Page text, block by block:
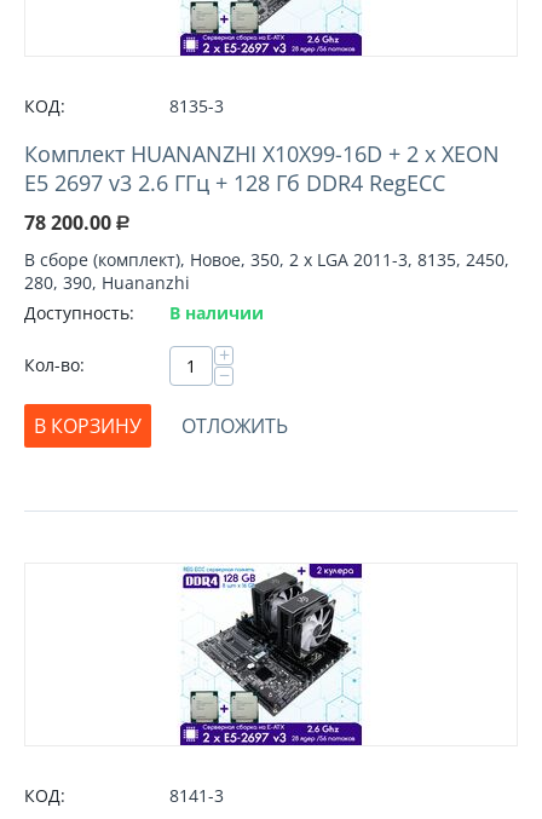
КОД: 8135-3
Комплект HUANANZHI X10X99-16D + 2 х XEON
E5 2697 v3 2.6 ГГц + 128 Гб DDR4 RegECC
78 200.00 Р
В сборе (комплект), Новое, 350, 2 х LGA 2011-3, 8135, 2450,
280, 390, Huananzhi
Доступность:
В наличии
Кол-во: +
−
В КОРЗИНУ
ОТЛОЖИТЬ
КОД: 8141-3